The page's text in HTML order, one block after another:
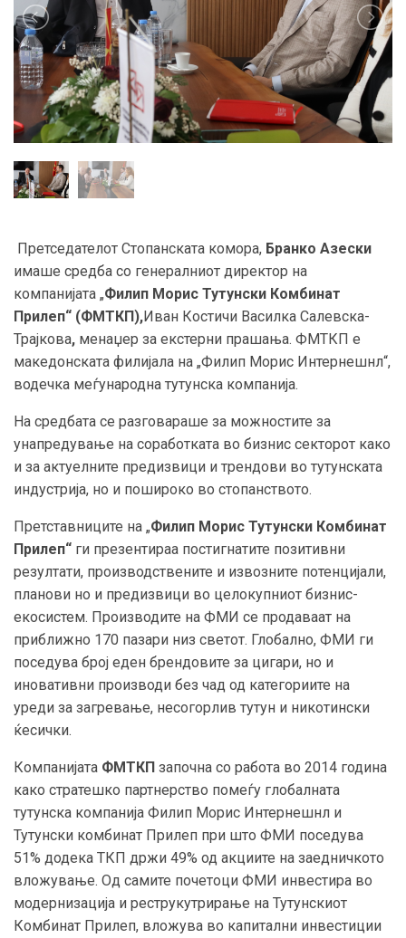
Претседателот Стопанската комора, Бранко Азески
имаше средба со генералниот директор на
компанијата „Филип Морис Тутунски Комбинат
Прилеп“ (ФМТКП),Иван Костичи Василка Салевска-
Трајкова, менаџер за екстерни прашања. ФМТКП е
македонската филијала на „Филип Морис Интернешнл“,
водечка меѓународна тутунска компанија.
На средбата се разговараше за можностите за
унапредување на соработката во бизнис секторот како
и за актуелните предизвици и трендови во тутунската
индустрија, но и пошироко во стопанството.
Претставниците на „Филип Морис Тутунски Комбинат
Прилеп“ ги презентираа постигнатите позитивни
резултати, производствените и извозните потенцијали,
планови но и предизвици во целокупниот бизнис-
екосистем. Производите на ФМИ се продаваат на
приближно 170 пазари низ светот. Глобално, ФМИ ги
поседува број еден брендовите за цигари, но и
иновативни производи без чад од категориите на
уреди за загревање, несогорлив тутун и никотински
ќесички.
Компанијата ФМТКП започна со работа во 2014 година
како стратешко партнерство помеѓу глобалната
тутунска компанија Филип Морис Интернешнл и
Тутунски комбинат Прилеп при што ФМИ поседува
51% додека ТКП држи 49% од акциите на заедничкото
вложување. Од самите почетоци ФМИ инвестира во
модернизација и реструкутрирање на Тутунскиот
Комбинат Прилеп, вложува во капитални инвестиции